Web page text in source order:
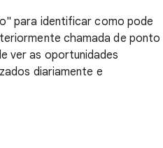
para identificar como pode
chamada de ponto
ver as oportunidades
diariamente e